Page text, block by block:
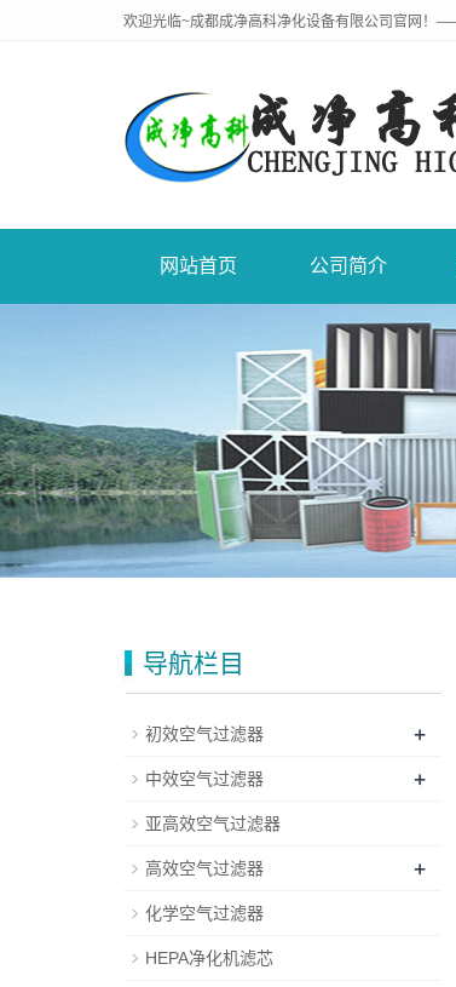
欢迎光临~成都成净高科净化设备有限公司官网！
网站首页 公司简介
导航栏目
初效空气过滤器 +
中效空气过滤器 +
亚高效空气过滤器
高效空气过滤器 +
化学空气过滤器
HEPA净化机滤芯